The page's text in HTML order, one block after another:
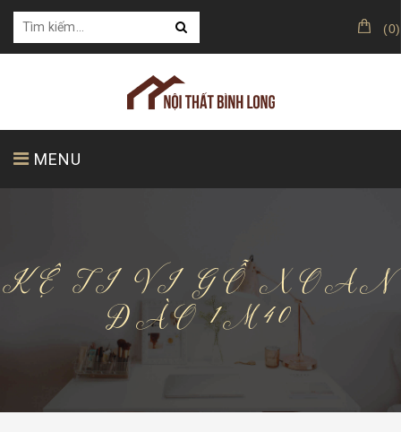
(0)
MENU
KHÁCH HÀNG CỦA CHÚNG TÔI
HƯỚNG DẪN MUA HÀNG
KỆ TI VI GỖ XOAN
ĐÀO 1M40